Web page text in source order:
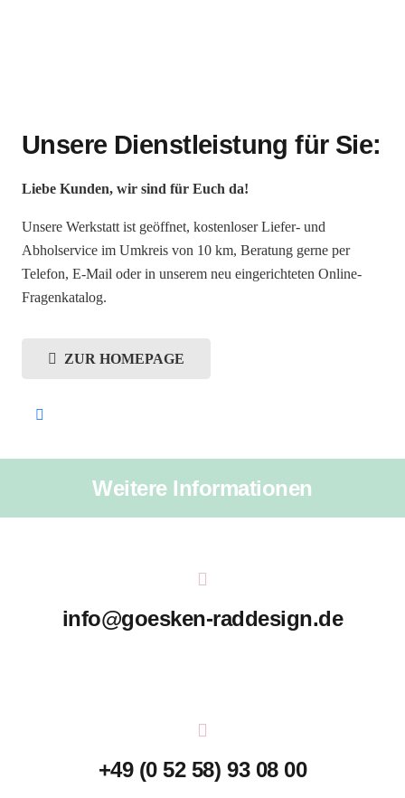
Unsere Dienstleistung für Sie:
Liebe Kunden, wir sind für Euch da!
Unsere Werkstatt ist geöffnet, kostenloser Liefer- und
Abholservice im Umkreis von 10 km, Beratung gerne per
Telefon, E-Mail oder in unserem neu eingerichteten Online-
Fragenkatalog.
ZUR HOMEPAGE
Weitere Informationen
info@goesken-raddesign.de
+49 (0 52 58) 93 08 00